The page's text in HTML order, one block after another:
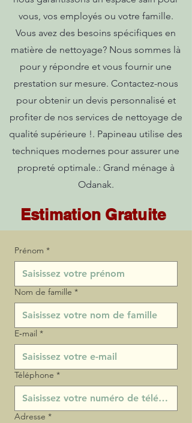
vous, vos employés ou votre famille.
Vous avez des besoins spécifiques en
matière de nettoyage? Nous sommes là
pour y répondre et vous fournir une
prestation sur mesure. Contactez-nous
pour obtenir un devis personnalisé et
profiter de nos services de nettoyage de
qualité supérieure !. Papineau utilise des
techniques modernes pour assurer une
propreté optimale.: Grand ménage à
Odanak.
Estimation Gratuite
Prénom *
Nom de famille *
E‑mail *
Téléphone *
Adresse *